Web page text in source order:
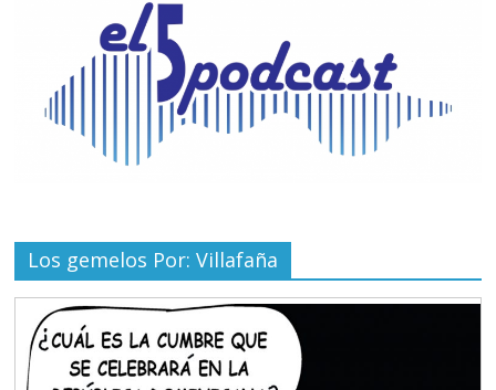
Los gemelos Por: Villafaña